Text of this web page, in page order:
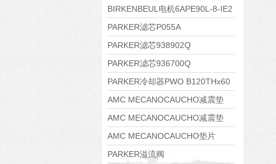
8APE80M-2K-IE3
BIRKENBEUL电机6APE90L-8-IE2
PARKER滤芯P055A
PARKER滤芯938902Q
PARKER滤芯936700Q
PARKER冷却器PWO B120THx60
AMC MECANOCAUCHO减震垫
138552
AMC MECANOCAUCHO减震垫
138551
AMC MECANOCAUCHO垫片
608074
PARKER溢流阀